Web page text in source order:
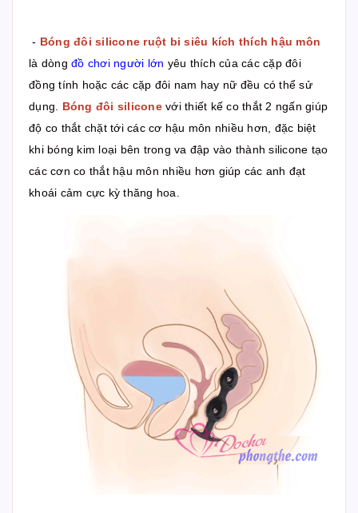
- Bóng đôi silicone ruột bi siêu kích thích hậu môn
là dòng đồ chơi người lớn yêu thích của các cặp đôi
đồng tính hoặc các cặp đôi nam hay nữ đều có thể sử
dụng. Bóng đôi siliconevới thiết kế co thắt 2 ngấn giúp
độ co thắt chặt tới các cơ hậu môn nhiều hơn, đặc biệt
khi bóng kim loại bên trong va đập vào thành silicone tạo
các cơn co thắt hậu môn nhiều hơn giúp các anh đạt
khoái cảm cực kỳ thăng hoa.